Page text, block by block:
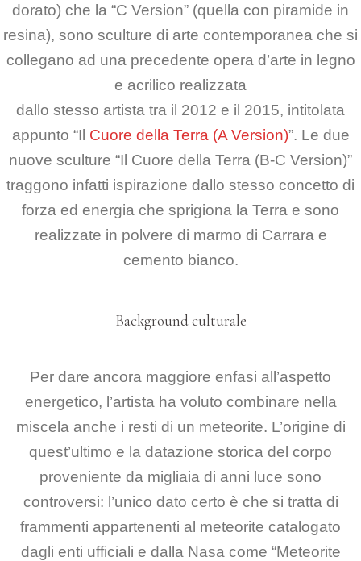
dorato) che la “C Version” (quella con piramide in
resina), sono sculture di arte contemporanea che si
collegano ad una precedente opera d’arte in legno
e acrilico realizzata
dallo stesso artista tra il 2012 e il 2015, intitolata
appunto “Il Cuore della Terra (A Version)”. Le due
nuove sculture “Il Cuore della Terra (B-C Version)”
traggono infatti ispirazione dallo stesso concetto di
forza ed energia che sprigiona la Terra e sono
realizzate in polvere di marmo di Carrara e
cemento bianco.
Background culturale
Per dare ancora maggiore enfasi all’aspetto
energetico, l’artista ha voluto combinare nella
miscela anche i resti di un meteorite. L’origine di
quest’ultimo e la datazione storica del corpo
proveniente da migliaia di anni luce sono
controversi: l’unico dato certo è che si tratta di
frammenti appartenenti al meteorite catalogato
dagli enti ufficiali e dalla Nasa come “Meteorite